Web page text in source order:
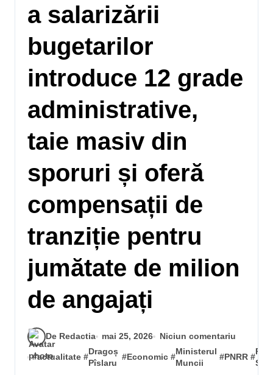
a salarizării
bugetarilor
introduce 12 grade
administrative,
taie masiv din
sporuri și oferă
compensații de
tranziție pentru
jumătate de milion
de angajați
De Redactia mai 25, 2026 Niciun comentariu
#actualitate #
Dragoș
Pîslaru
#Economic #
Ministerul
Muncii
#PNRR #